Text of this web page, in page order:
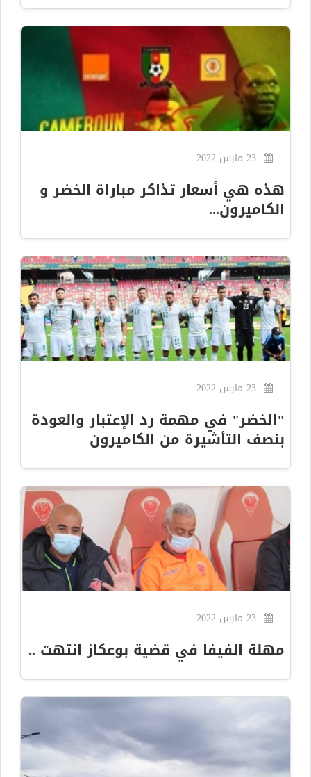
هذه هي أسعار تذاكر مباراة الخضر و
الكاميرون...
"الخضر" في مهمة رد الإعتبار والعودة
بنصف التأشيرة من الكاميرون
مهلة الفيفا في قضية بوعكاز انتهت ..